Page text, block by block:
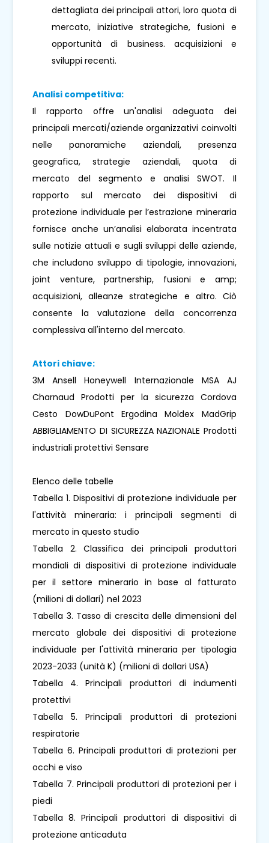
dettagliata dei principali attori, loro quota di
mercato, iniziative strategiche, fusioni e
opportunità di business. acquisizioni e
sviluppi recenti.
Analisi competitiva:
Il rapporto offre un'analisi adeguata dei
principali mercati/aziende organizzativi coinvolti
nelle panoramiche aziendali, presenza
geografica, strategie aziendali, quota di
mercato del segmento e analisi SWOT. Il
rapporto sul mercato dei dispositivi di
protezione individuale per l’estrazione mineraria
fornisce anche un’analisi elaborata incentrata
sulle notizie attuali e sugli sviluppi delle aziende,
che includono sviluppo di tipologie, innovazioni,
joint venture, partnership, fusioni e amp;
acquisizioni, alleanze strategiche e altro. Ciò
consente la valutazione della concorrenza
complessiva all'interno del mercato.
Attori chiave:
3M Ansell Honeywell Internazionale MSA AJ
Charnaud Prodotti per la sicurezza Cordova
Cesto DowDuPont Ergodina Moldex MadGrip
ABBIGLIAMENTO DI SICUREZZA NAZIONALE Prodotti
industriali protettivi Sensare
Elenco delle tabelle
Tabella 1. Dispositivi di protezione individuale per
l'attività mineraria: i principali segmenti di
mercato in questo studio
Tabella 2. Classifica dei principali produttori
mondiali di dispositivi di protezione individuale
per il settore minerario in base al fatturato
(milioni di dollari) nel 2023
Tabella 3. Tasso di crescita delle dimensioni del
mercato globale dei dispositivi di protezione
individuale per l'attività mineraria per tipologia
2023-2033 (unità K) (milioni di dollari USA)
Tabella 4. Principali produttori di indumenti
protettivi
Tabella 5. Principali produttori di protezioni
respiratorie
Tabella 6. Principali produttori di protezioni per
occhi e viso
Tabella 7. Principali produttori di protezioni per i
piedi
Tabella 8. Principali produttori di dispositivi di
protezione anticaduta